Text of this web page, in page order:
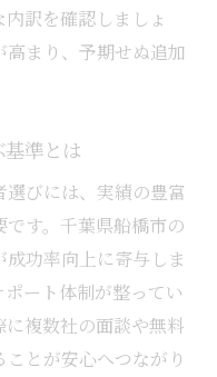
依頼時の注意ポイ
気調査のコツ
き安心の質問例
査依頼
比較する大切さ
査の選び方
訳を確認しましょ
高まり、予期せぬ追加
準とは
びには、実績の豊富
す。千葉県船橋市の
功率向上に寄与しま
ート体制が整ってい
複数社の面談や無料
とが安心へつながり